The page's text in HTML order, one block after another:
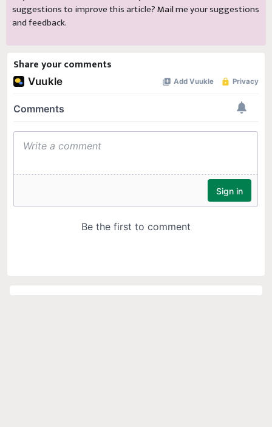
suggestions to improve this article?Mailme your suggestions
and feedback.
Share your comments